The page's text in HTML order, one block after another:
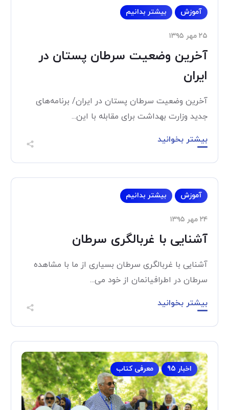
آموزش بیشتر بدانیم
۲۵ مهر ۱۳۹۵
آخرین وضعیت سرطان پستان در
ایران
آخرین وضعیت سرطان پستان در ایران/ برنامه‌های
جدید وزارت بهداشت برای مقابله با این...
بیشتر بخوانید
آموزش بیشتر بدانیم
۲۴ مهر ۱۳۹۵
آشنایی با غربالگری سرطان
آشنایی با غربالگری سرطان بسیاری از ما با مشاهده
سرطان در اطرافیانمان از خود می...
بیشتر بخوانید
اخبار 95 معرفی کتاب